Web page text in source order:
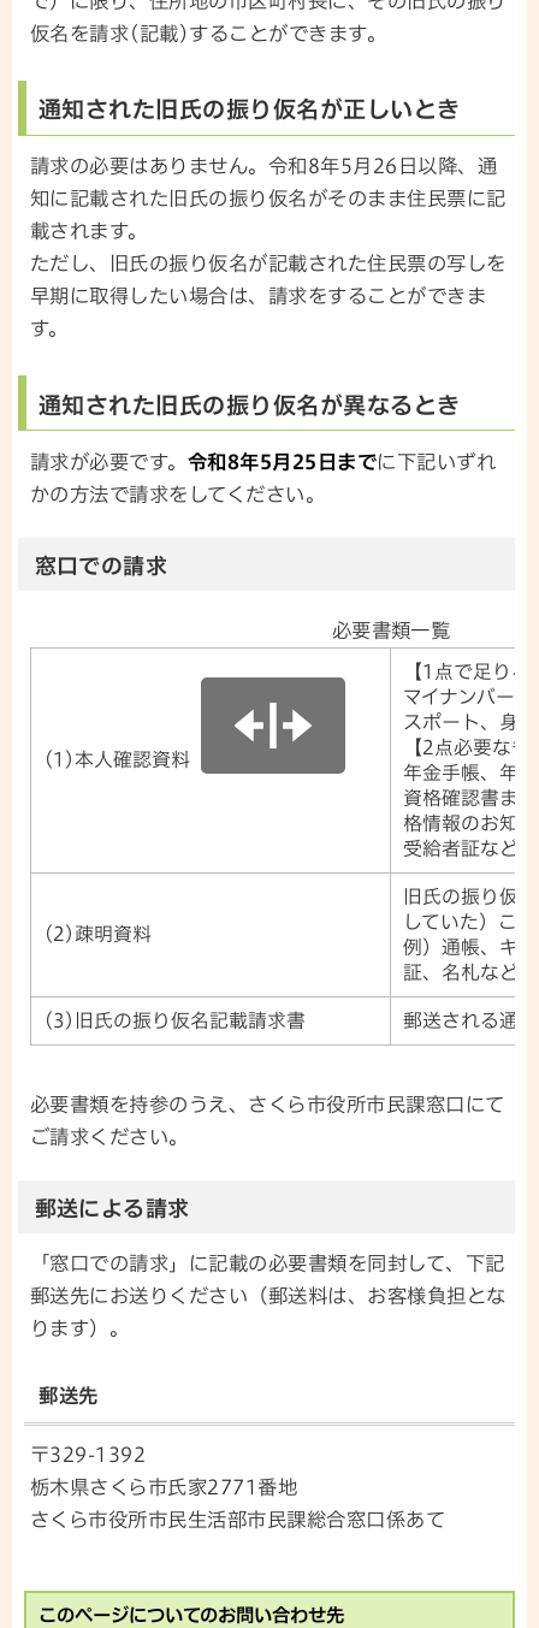
仮名を請求(記載)することができます。
通知された旧氏の振り仮名が正しいとき
請求の必要はありません。令和8年5月26日以降、通
知に記載された旧氏の振り仮名がそのまま住民票に記
載されます。
ただし、旧氏の振り仮名が記載された住民票の写しを
早期に取得したい場合は、請求をすることができま
す。
通知された旧氏の振り仮名が異なるとき
請求が必要です。 令和8年5月25日までに下記いずれ
かの方法で請求をしてください。
窓口での請求
必要書類一覧
(1)本人確認資料
【1点で足りる
マイナンバー
スポート、身
【2点必要なも
年金手帳、年
資格確認書ま
格情報のお知
受給者証など
(2)疎明資料
旧氏の振り仮
していた）こ
例）通帳、キ
証、名札など
(3)旧氏の振り仮名記載請求書 郵送される通
必要書類を持参のうえ、さくら市役所市民課窓口にて
ご請求ください。
郵送による請求
「窓口での請求」に記載の必要書類を同封して、下記
郵送先にお送りください（郵送料は、お客様負担とな
ります）。
郵送先
〒329-1392
栃木県さくら市氏家2771番地
さくら市役所市民生活部市民課総合窓口係あて
このページについてのお問い合わせ先